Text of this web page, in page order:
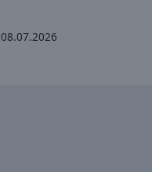
08.07.2026